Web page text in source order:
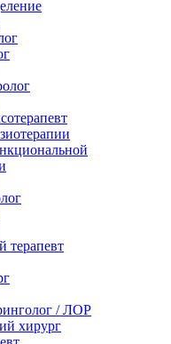
терапевт
/ ЛОР
хирург